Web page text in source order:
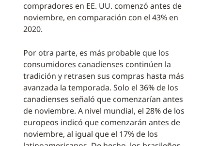
compradores en EE. UU. comenzó antes de
noviembre, en comparación con el 43% en
2020.
Por otra parte, es más probable que los
consumidores canadienses continúen la
tradición y retrasen sus compras hasta más
avanzada la temporada. Solo el 36% de los
canadienses señaló que comenzarían antes
de noviembre. A nivel mundial, el 28% de los
europeos indicó que comenzarán antes de
noviembre, al igual que el 17% de los